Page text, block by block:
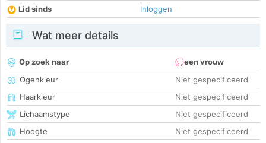
Lid sinds
Inloggen
Wat meer details
Op zoek naar
een vrouw
Ogenkleur
Niet gespecificeerd
Haarkleur
Niet gespecificeerd
Lichaamstype
Niet gespecificeerd
Hoogte
Niet gespecificeerd